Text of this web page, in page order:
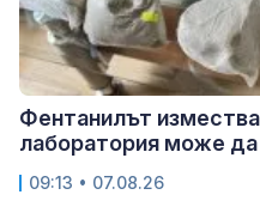
Фентанилът
лаборатория може да
09:13 • 07.08.26